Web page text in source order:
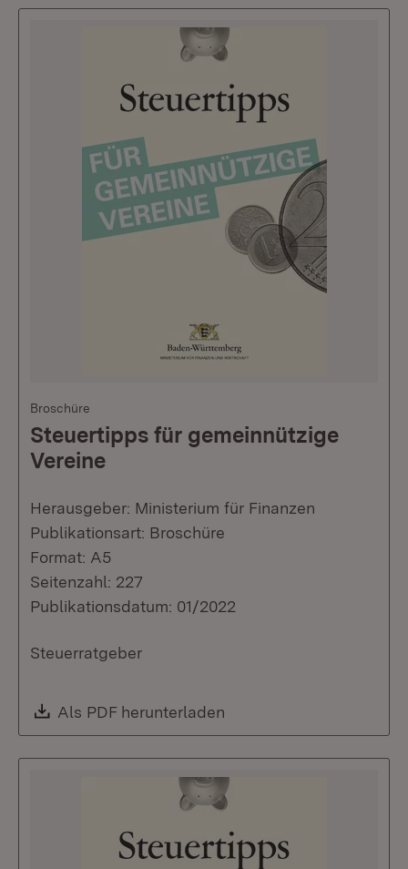
Broschüre
Steuertipps für gemeinnützige
Vereine
Herausgeber: Ministerium für Finanzen
Publikationsart: Broschüre
Format: A5
Seitenzahl: 227
Publikationsdatum: 01/2022
Steuerratgeber
Download:
Als PDF herunterladen